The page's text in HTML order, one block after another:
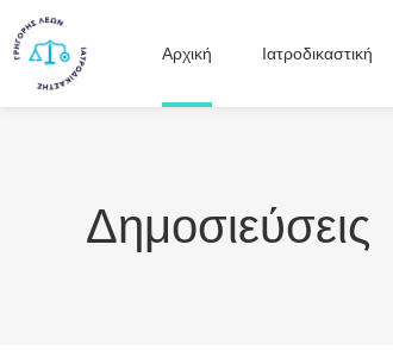
Αρχική Ιατροδικαστική
Δημοσιεύσεις